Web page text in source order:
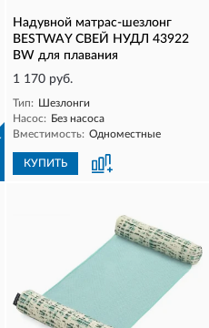
Надувной матрас-шезлонг
BESTWAY СВЕЙ НУДЛ 43922
BW для плавания
1 170 руб.
Тип: Шезлонги
Насос: Без насоса
Вместимость: Одноместные
КУПИТЬ